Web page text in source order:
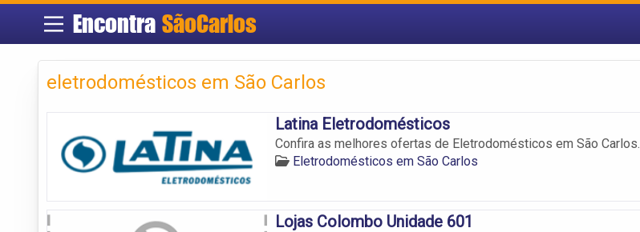
Encontra SãoCarlos
eletrodomésticos em São Carlos
Latina Eletrodomésticos
Confira as melhores ofertas de Eletrodomésticos em São Carlos.
Eletrodomésticos em São Carlos
Lojas Colombo Unidade 601